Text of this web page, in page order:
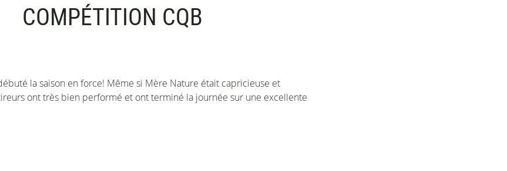
COMPÉTITION CQB
la saison en force! Même si Mère Nature était capricieuse et
ont très bien performé et ont terminé la journée sur une excellente